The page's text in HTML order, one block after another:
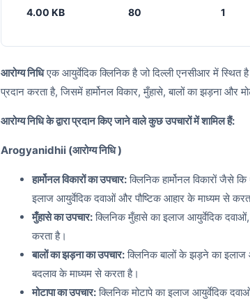
4.00 KB 80 1
आरोग्य निधिएक आयुर्वेदिक क्लिनिक है जो दिल्ली एनसीआर में स्थित
प्रदान करता है, जिसमें हार्मोनल विकार, मुँहासे, बालों का झड़ना और
आरोग्य निधि के द्वारा प्रदान किए जाने वाले कुछ उपचारों में शामिल हैं:
Arogyanidhii (आरोग्य निधि )
हार्मोनल विकारों का उपचार:क्लिनिक हार्मोनल विकारों जैसे
इलाज आयुर्वेदिक दवाओं और पौष्टिक आहार के माध्यम से
मुँहासे का उपचार:क्लिनिक मुँहासे का इलाज आयुर्वेदिक
करता है।
बालों का झड़ना का उपचार:क्लिनिक बालों के झड़ने का इलाज
बदलाव के माध्यम से करता है।
मोटापा का उपचार:क्लिनिक मोटापे का इलाज आयुर्वेदिक